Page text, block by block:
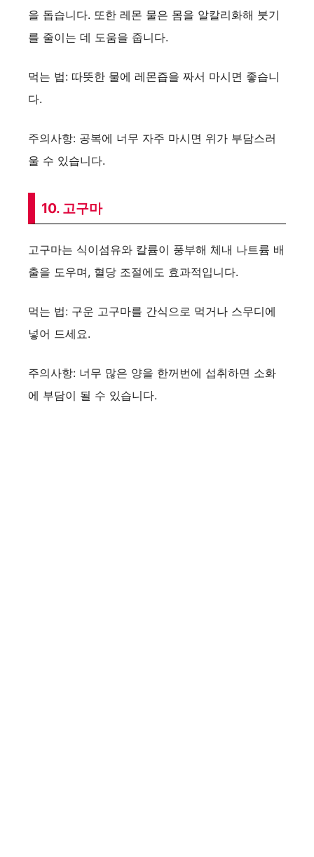
을 돕습니다. 또한 레몬 물은 몸을 알칼리화해 붓기
를 줄이는 데 도움을 줍니다.
먹는 법: 따뜻한 물에 레몬즙을 짜서 마시면 좋습니
다.
주의사항: 공복에 너무 자주 마시면 위가 부담스러
울 수 있습니다.
10. 고구마
고구마는 식이섬유와 칼륨이 풍부해 체내 나트륨 배
출을 도우며, 혈당 조절에도 효과적입니다.
먹는 법: 구운 고구마를 간식으로 먹거나 스무디에
넣어 드세요.
주의사항: 너무 많은 양을 한꺼번에 섭취하면 소화
에 부담이 될 수 있습니다.